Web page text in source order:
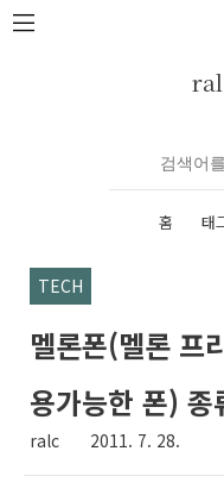
본문 바로가기
홈 태
TECH
멜론폰(멜론 프
용가능한 폰) 종
ralc 2011. 7. 28.